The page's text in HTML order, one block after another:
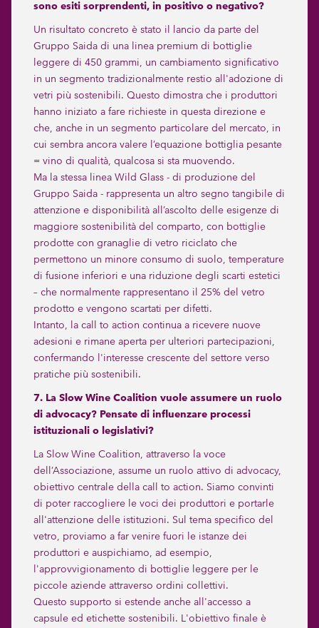
sono esiti sorprendenti, in positivo o negativo?
Un risultato concreto è stato il lancio da parte del
Gruppo Saida di una linea premium di bottiglie
leggere di 450 grammi, un cambiamento significativo
in un segmento tradizionalmente restio all'adozione di
vetri più sostenibili. Questo dimostra che i produttori
hanno iniziato a fare richieste in questa direzione e
che, anche in un segmento particolare del mercato, in
cui sembra ancora valere l’equazione bottiglia pesante
= vino di qualità, qualcosa si sta muovendo.
Ma la stessa linea Wild Glass - di produzione del
Gruppo Saida - rappresenta un altro segno tangibile di
attenzione e disponibilità all’ascolto delle esigenze di
maggiore sostenibilità del comparto, con bottiglie
prodotte con granaglie di vetro riciclato che
permettono un minore consumo di suolo, temperature
di fusione inferiori e una riduzione degli scarti estetici
– che normalmente rappresentano il 25% del vetro
prodotto e vengono scartati per difetti.
Intanto, la call to action continua a ricevere nuove
adesioni e rimane aperta per ulteriori partecipazioni,
confermando l'interesse crescente del settore verso
pratiche più sostenibili.
7. La Slow Wine Coalition vuole assumere un ruolo
di advocacy? Pensate di influenzare processi
istituzionali o legislativi?
La Slow Wine Coalition, attraverso la voce
dell’Associazione, assume un ruolo attivo di advocacy,
obiettivo centrale della call to action. Siamo convinti
di poter raccogliere le voci dei produttori e portarle
all'attenzione delle istituzioni. Sul tema specifico del
vetro, proviamo a far venire fuori le istanze dei
produttori e auspichiamo, ad esempio,
l'approvvigionamento di bottiglie leggere per le
piccole aziende attraverso ordini collettivi.
Questo supporto si estende anche all'accesso a
capsule ed etichette sostenibili. L'obiettivo finale è